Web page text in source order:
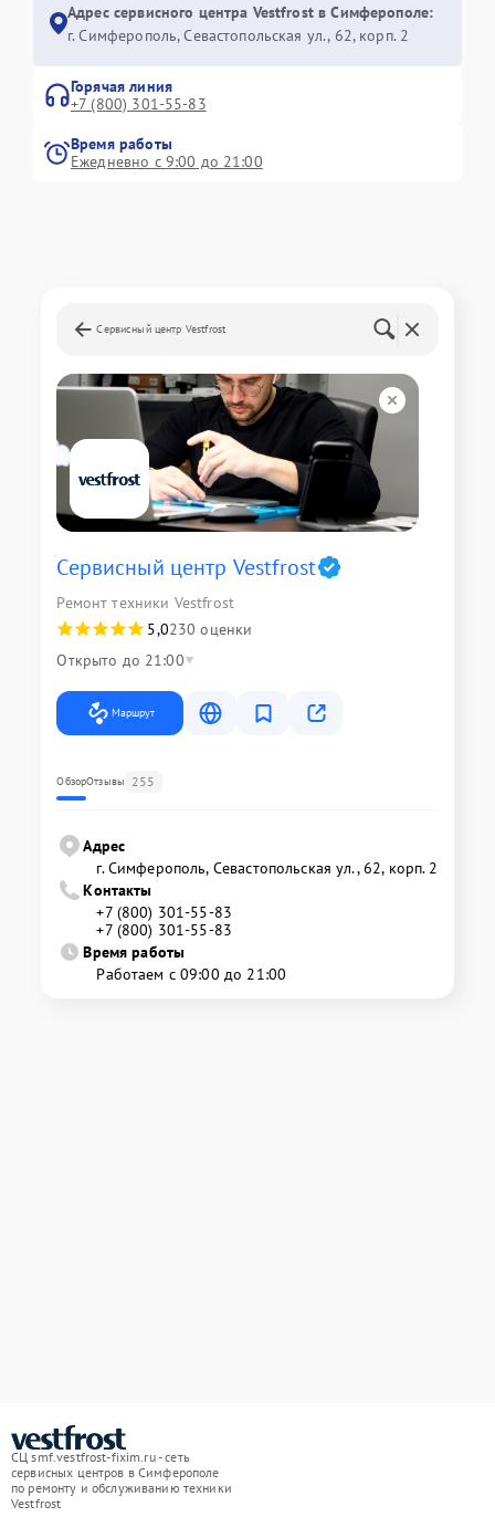
Адрес сервисного центра Vestfrost в Симферополе:
г. Симферополь, Севастопольская ул., 62, корп. 2
Горячая линия
+7 (800) 301-55-83
Время работы
Ежедневно с 9:00 до 21:00
Сервисный центр Vestfrost
Сервисный центр Vestfrost
Ремонт техники Vestfrost
5,0230 оценки
Открыто до 21:00
Маршрут
ОбзорОтзывы 255
Адрес
г. Симферополь, Севастопольская ул., 62, корп. 2
Контакты
+7 (800) 301-55-83
+7 (800) 301-55-83
Время работы
Работаем с 09:00 до 21:00
СЦ smf.vestfrost-fixim.ru - сеть
сервисных центров в Симферополе
по ремонту и обслуживанию техники
Vestfrost